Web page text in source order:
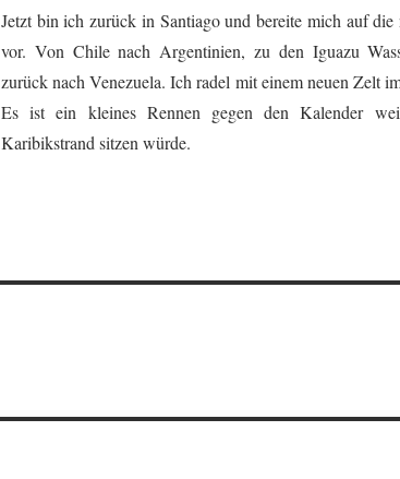
Jetzt bin ich zurück in Santiago und bereite mich auf
vor. Von Chile nach Argentinien, zu den Iguazu
zurück nach Venezuela. Ich radel mit einem neuen Zelt
Es ist ein kleines Rennen gegen den Kalender
Karibikstrand sitzen würde.